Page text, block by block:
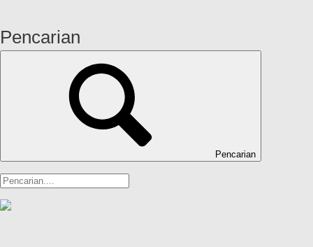
Pencarian
Pencarian